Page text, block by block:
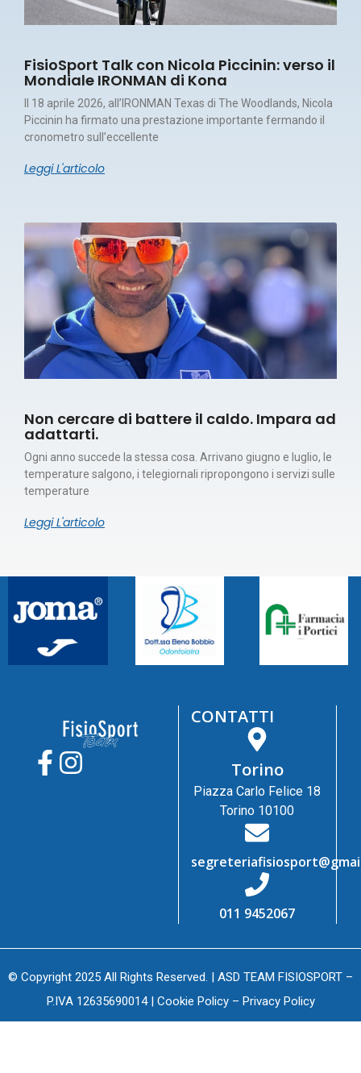
FisioSport Talk con Nicola Piccinin: verso il
Mondiale IRONMAN di Kona
Il 18 aprile 2026, all’IRONMAN Texas di The Woodlands, Nicola
Piccinin ha firmato una prestazione importante fermando il
cronometro sull’eccellente
Leggi L'articolo
Non cercare di battere il caldo. Impara ad
adattarti.
Ogni anno succede la stessa cosa. Arrivano giugno e luglio, le
temperature salgono, i telegiornali ripropongono i servizi sulle
temperature
Leggi L'articolo
CONTATTI
Torino
Piazza Carlo Felice 18
Torino 10100
011 9452067
© Copyright 2025 All Rights Reserved. | ASD TEAM FISIOSPORT –
P.IVA 12635690014 | Cookie Policy– Privacy Policy